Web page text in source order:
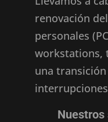
renovación
personales
workstations,
una
Nuestros